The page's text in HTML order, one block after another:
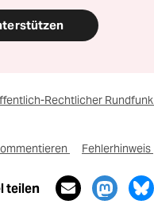
Rechtlicher Rundfunk
Fehlerhinweis
teilen